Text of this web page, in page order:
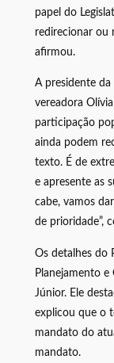
papel do
redirecionar ou
afirmou.
A presidente
vereadora
participação
ainda podem
texto. É de
e apresente as
cabe, vamos
de prioridade”,
Os detalhes do
Planejamento e
Júnior. Ele
explicou que o
mandato do
mandato.